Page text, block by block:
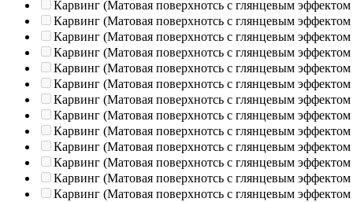
Карвинг (Матовая поверхнотсь с глянцевым эффектом
Карвинг (Матовая поверхнотсь с глянцевым эффектом
Карвинг (Матовая поверхнотсь с глянцевым эффектом
Карвинг (Матовая поверхнотсь с глянцевым эффектом
Карвинг (Матовая поверхнотсь с глянцевым эффектом
Карвинг (Матовая поверхнотсь с глянцевым эффектом
Карвинг (Матовая поверхнотсь с глянцевым эффектом
Карвинг (Матовая поверхнотсь с глянцевым эффектом
Карвинг (Матовая поверхнотсь с глянцевым эффектом
Карвинг (Матовая поверхнотсь с глянцевым эффектом
Карвинг (Матовая поверхнотсь с глянцевым эффектом
Карвинг (Матовая поверхнотсь с глянцевым эффектом
Карвинг (Матовая поверхнотсь с глянцевым эффектом